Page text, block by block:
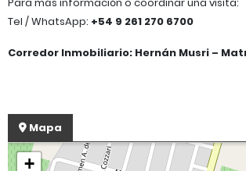
Tel / WhatsApp: +54 9 261 270 6700
Corredor Inmobiliario: Hernán Musri –
Mapa
+